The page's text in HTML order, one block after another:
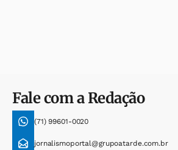
Fale com a Redação
(71) 99601-0020
jornalismoportal@grupoatarde.com.br